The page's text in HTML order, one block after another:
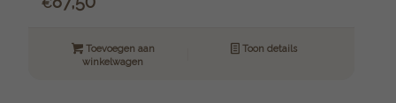
€
Toevoegen aan
winkelwagen
Toon details